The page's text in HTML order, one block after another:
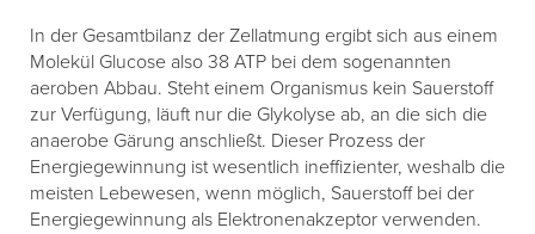
In der Gesamtbilanz der Zellatmung ergibt sich aus einem
Molekül Glucose also 38 ATP bei dem sogenannten
aeroben Abbau. Steht einem Organismus kein Sauerstoff
zur Verfügung, läuft nur die Glykolyse ab, an die sich die
anaerobe Gärung anschließt. Dieser Prozess der
Energiegewinnung ist wesentlich ineffizienter, weshalb die
meisten Lebewesen, wenn möglich, Sauerstoff bei der
Energiegewinnung als Elektronenakzeptor verwenden.